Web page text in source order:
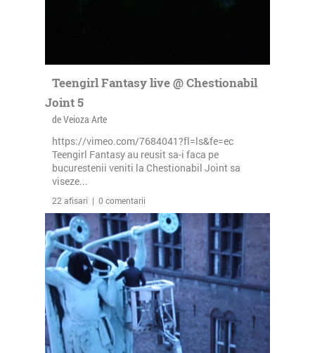
Teengirl Fantasy live @ Chestionabil
Joint 5
de Veioza Arte
https://vimeo.com/7684041?fl=ls&fe=ec
Teengirl Fantasy au reusit sa-i faca pe
bucurestenii veniti la Chestionabil Joint sa
viseze...
22 afisari | 0 comentarii